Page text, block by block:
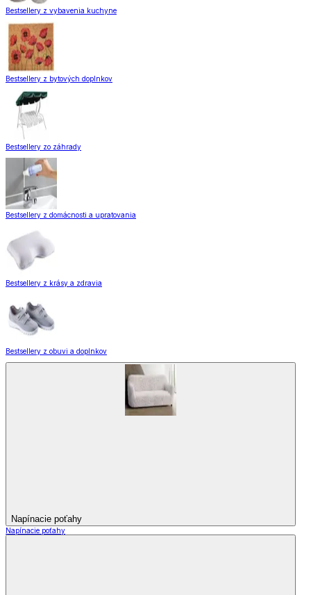
Bestsellery z vybavenia kuchyne
Bestsellery z bytových doplnkov
Bestsellery zo záhrady
Bestsellery z domácnosti a upratovania
Bestsellery z krásy a zdravia
Bestsellery z obuvi a doplnkov
Napínacie poťahy
Napínacie poťahy